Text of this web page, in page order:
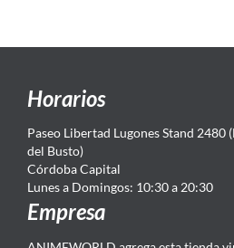
Horarios
Paseo Libertad Lugones Stand
del Busto)
Córdoba Capital
Lunes a Domingos: 10:30 a 20:30
Empresa